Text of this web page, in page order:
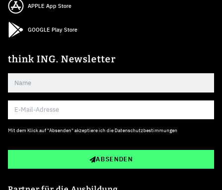
APPLE App Store
GOOGLE Play Store
think ING. Newsletter
Mit dem Klick auf "Absenden" akzeptiere ich die Datenschutzbestimmungen
ABSENDEN